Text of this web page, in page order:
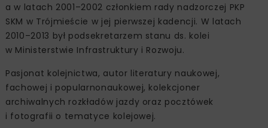
a w latach 2001–2002 członkiem rady nadzorczej PKP
SKM w Trójmieście w jej pierwszej kadencji. W latach
2010–2013 był podsekretarzem stanu ds. kolei
w Ministerstwie Infrastruktury i Rozwoju.
Pasjonat kolejnictwa, autor literatury naukowej,
fachowej i popularnonaukowej, kolekcjoner
archiwalnych rozkładów jazdy oraz pocztówek
i fotografii o tematyce kolejowej.